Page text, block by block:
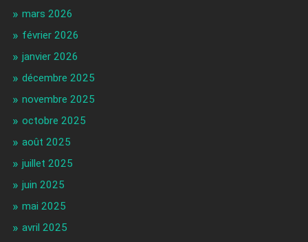
mars 2026
février 2026
janvier 2026
décembre 2025
novembre 2025
octobre 2025
août 2025
juillet 2025
juin 2025
mai 2025
avril 2025